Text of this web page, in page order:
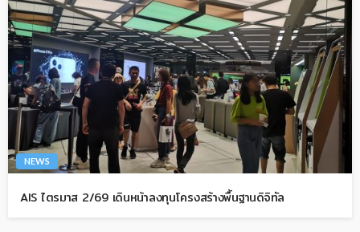
NEWS
AIS ไตรมาส 2/69 เดินหน้าลงทุนโครงสร้างพื้นฐานดิจิทัล